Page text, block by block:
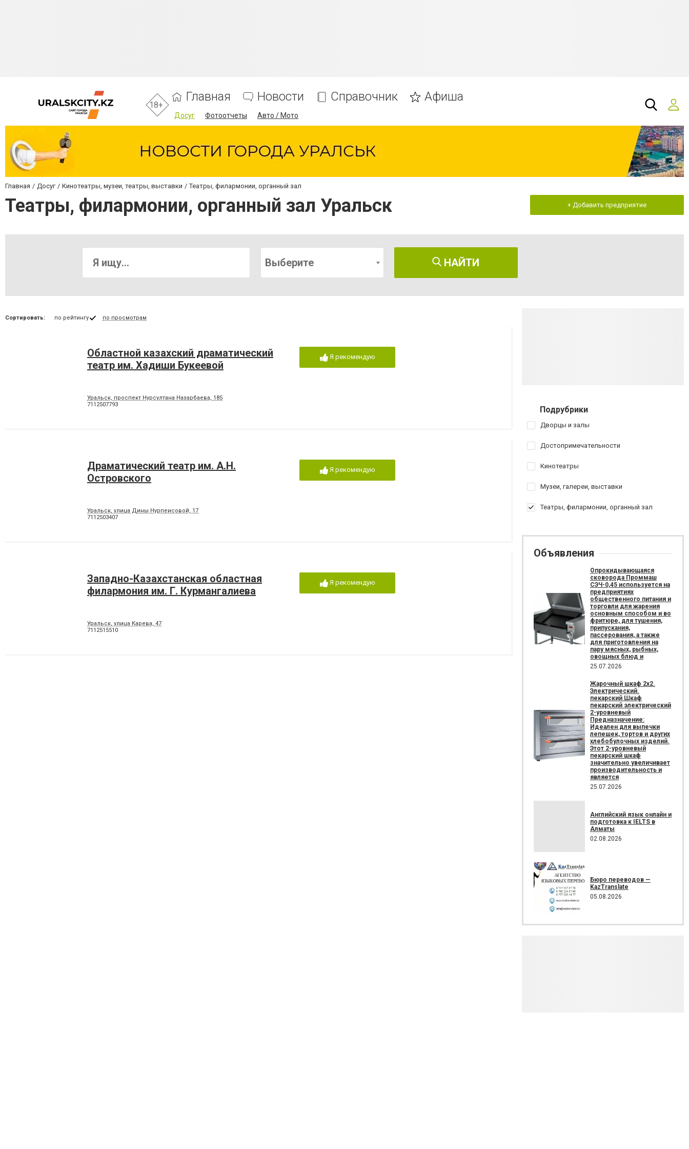
18+
Главная Новости Справочник Афиша
Досуг Фотоотчеты Авто / Мото
Главная Досуг Кинотеатры, музеи, театры, выставки Театры, филармонии, органный зал
Театры, филармонии, органный зал Уральск + Добавить предприятие
Выберите НАЙТИ
Сортировать: по рейтингу по просмотрам
Областной казахский драматический
театр им. Хадиши Букеевой
Уральск, проспект Нурсултана Назарбаева, 185
7112507793
Я рекомендую
Драматический театр им. А.Н.
Островского
Уральск, улица Дины Нурпеисовой, 17
7112503407
Я рекомендую
Западно-Казахстанская областная
филармония им. Г. Курмангалиева
Уральск, улица Карева, 47
7112515510
Я рекомендую
Подрубрики
Дворцы и залы
Достопримечательности
Кинотеатры
Музеи, галереи, выставки
Театры, филармонии, органный зал
Объявления
Опрокидывающаяся
сковорода Проммаш
СЭЧ-0,45 используется на
предприятиях
общественного питания и
торговли для жарения
основным способом и во
фритюре, для тушения,
припускания,
пассерования, а также
для приготовления на
пару мясных, рыбных,
овощных блюд и
25.07.2026
Жарочный шкаф 2х2.
Электрический.
пекарский Шкаф
пекарский электрический
2-уровневый
Предназначение:
Идеален для выпечки
лепешек, тортов и других
хлебобулочных изделий.
Этот 2-уровневый
пекарский шкаф
значительно увеличивает
производительность и
является
25.07.2026
Английский язык онлайн и
подготовка к IELTS в
Алматы
02.08.2026
Бюро переводов —
KazTranslate
05.08.2026